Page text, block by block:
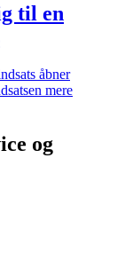
til en
åbner
mere
og